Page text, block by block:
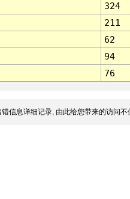
324
211
62
94
76
信息详细记录, 由此给您带来的访问不